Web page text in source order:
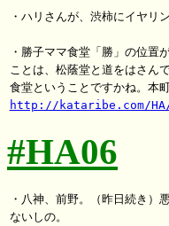
・ハリさんが、渋柿にイヤリ
・勝子ママ食堂「勝」の位置
ことは、松蔭堂と道をはさん
http://kataribe.com/HA/
#HA06
・八神、前野。（昨日続き）
ないしの。